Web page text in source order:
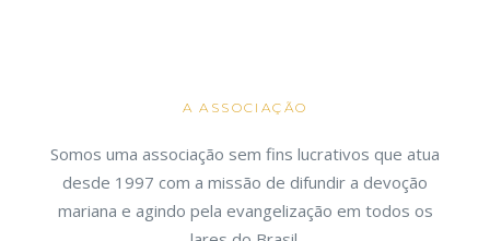
A ASSOCIAÇÃO
Somos uma associação sem fins lucrativos que atua
desde 1997 com a missão de difundir a devoção
mariana e agindo pela evangelização em todos os